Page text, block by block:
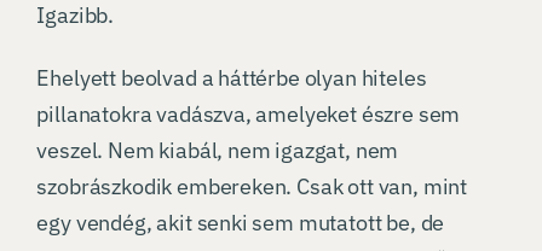
Igazibb.
Ehelyett beolvad a háttérbe olyan hiteles
pillanatokra vadászva, amelyeket észre sem
veszel. Nem kiabál, nem igazgat, nem
szobrászkodik embereken. Csak ott van, mint
egy vendég, akit senki sem mutatott be, de